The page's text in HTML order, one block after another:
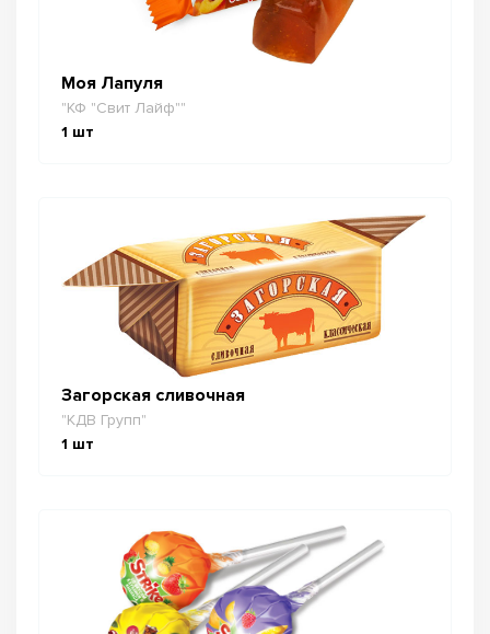
Моя Лапуля
"КФ "Свит Лайф""
1 шт
Загорская сливочная
"КДВ Групп"
1 шт